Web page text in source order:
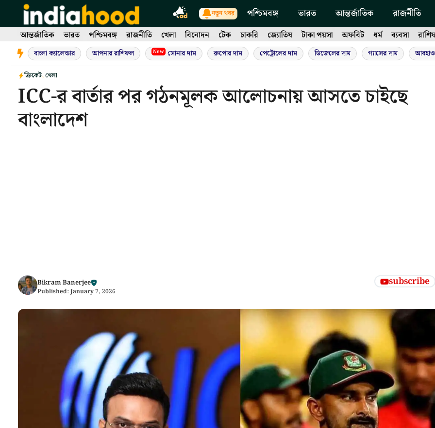
content
নতুন খবর পশ্চিমবঙ্গ ভারত আন্তর্জাতিক রাজনীতি
আন্তর্জাতিক ভারত পশ্চিমবঙ্গ রাজনীতি খেলা বিনোদন টেক চাকরি জ্যোতিষ টাকা পয়সা অফবিট ধর্ম ব্যবসা
বাংলা ক্যালেন্ডার আপনার রাশিফল New সোনার দাম রুপোর দাম পেট্রোলের দাম ডিজেলের দাম গ্যাসের দাম
ক্রিকেট,খেলা
ICC-র বার্তার পর গঠনমূলক আলোচনায় আসতে চাইছে
বাংলাদেশ
Bikram Banerjee
Published: January 7, 2026
subscribe